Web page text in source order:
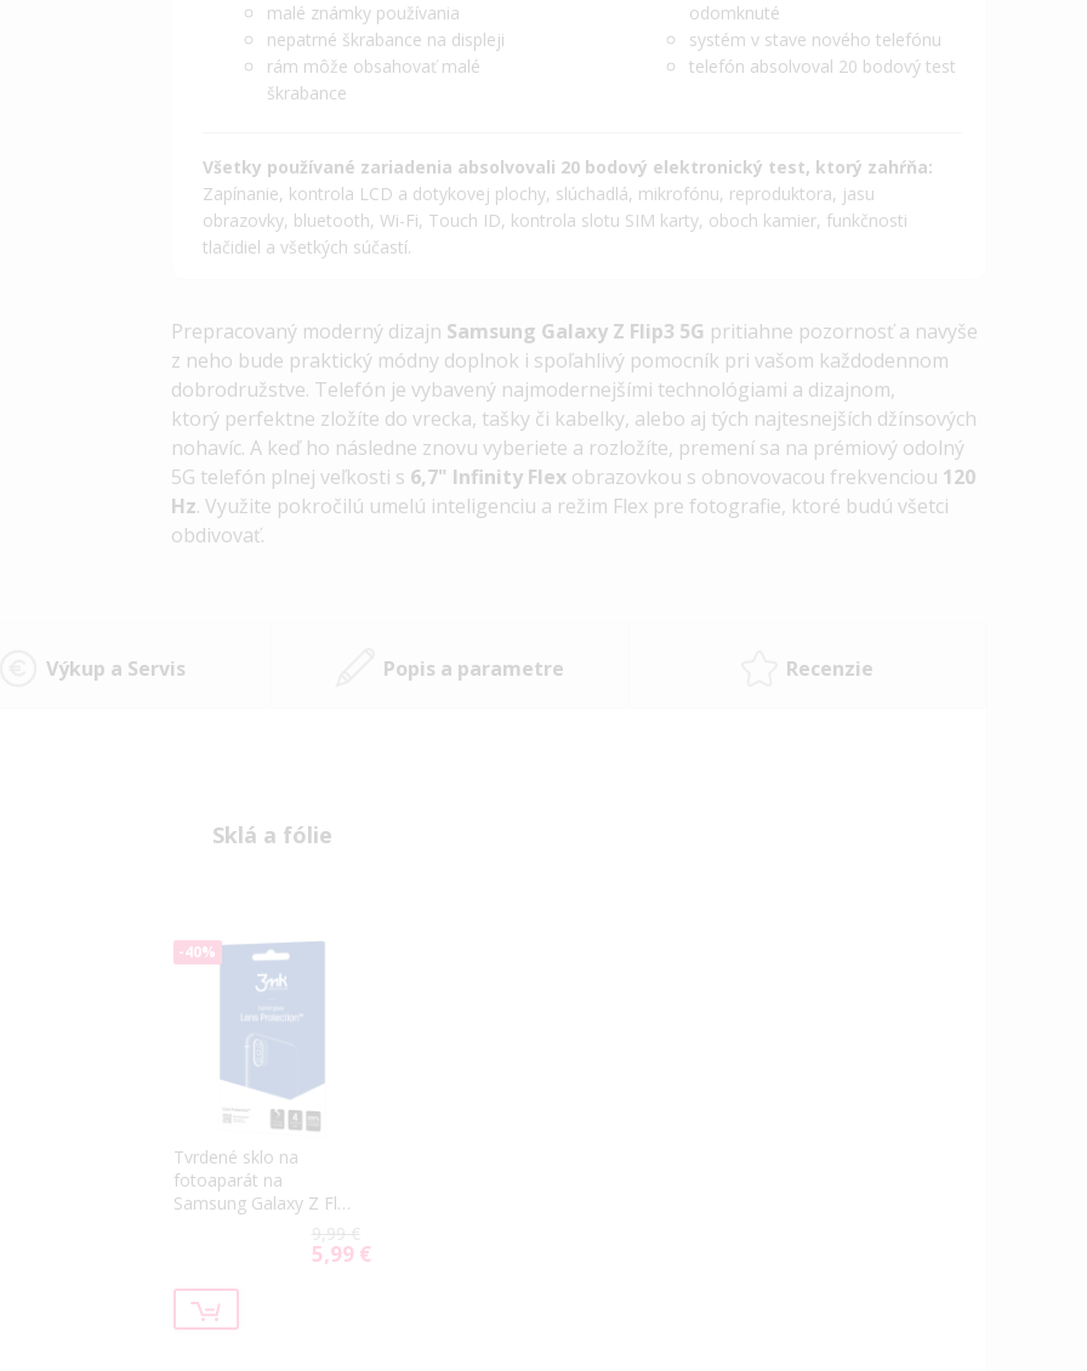
malé známky používania
nepatrné škrabance na displeji
rám môže obsahovať malé
škrabance
odomknuté
systém v stave nového telefónu
telefón absolvoval 20 bodový test
Všetky používané zariadenia absolvovali 20 bodový elektronický test, ktorý zahŕňa:
Zapínanie, kontrola LCD a dotykovej plochy, slúchadlá, mikrofónu, reproduktora, jasu
obrazovky, bluetooth, Wi-Fi, Touch ID, kontrola slotu SIM karty, oboch kamier, funkčnosti
tlačidiel a všetkých súčastí.
Prepracovaný moderný dizajn Samsung Galaxy Z Flip3 5G pritiahne pozornosť a navyše
z neho bude praktický módny doplnok i spoľahlivý pomocník pri vašom každodennom
dobrodružstve. Telefón je vybavený najmodernejšími technológiami a dizajnom,
ktorý perfektne zložíte do vrecka, tašky či kabelky, alebo aj tých najtesnejších džínsových
nohavíc. A keď ho následne znovu vyberiete a rozložíte, premení sa na prémiový odolný
5G telefón plnej veľkosti s 6,7" Infinity Flex obrazovkou s obnovovacou frekvenciou 120
Hz.Využite pokročilú umelú inteligenciu a režim Flex pre fotografie, ktoré budú všetci
obdivovať.
Výkup a Servis Popis a parametre Recenzie
Sklá a fólie
-40%
Tvrdené sklo na
fotoaparát na
Samsung Galaxy Z Flip
3 5G F711 3mk Hybrid
9,99 €
Special
5,99 €